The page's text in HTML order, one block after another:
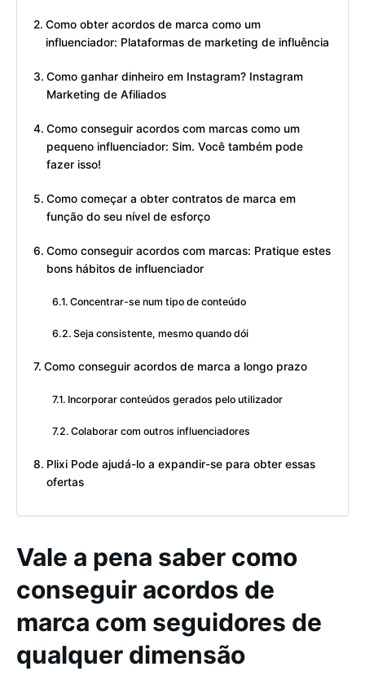
Como obter acordos de marca como um
influenciador: Plataformas de marketing de influência
Como ganhar dinheiro em Instagram? Instagram
Marketing de Afiliados
Como conseguir acordos com marcas como um
pequeno influenciador: Sim. Você também pode
fazer isso!
Como começar a obter contratos de marca em
função do seu nível de esforço
Como conseguir acordos com marcas: Pratique estes
bons hábitos de influenciador
Concentrar-se num tipo de conteúdo
Seja consistente, mesmo quando dói
Como conseguir acordos de marca a longo prazo
Incorporar conteúdos gerados pelo utilizador
Colaborar com outros influenciadores
Plixi Pode ajudá-lo a expandir-se para obter essas
ofertas
Vale a pena saber como
conseguir acordos de
marca com seguidores de
qualquer dimensão